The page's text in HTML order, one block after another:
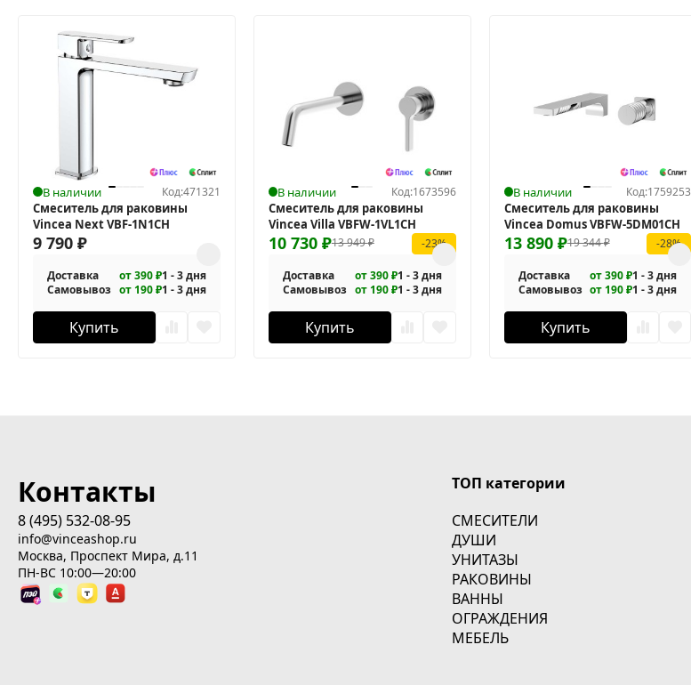
В наличии Код:471321
Смеситель для раковины
Vincea Next VBF-1N1CH
9 790 ₽
Доставка от 390 ₽1 - 3 дня
Самовывоз от 190 ₽1 - 3 дня
Купить
В наличии Код:1673596
Смеситель для раковины
Vincea Villa VBFW-1VL1CH
13 949₽
10 730 ₽ -23%
Доставка от 390 ₽1 - 3 дня
Самовывоз от 190 ₽1 - 3 дня
Купить
В наличии Код:1759253
Смеситель для раковины
Vincea Domus VBFW-5DM01CH
19 344₽
13 890 ₽ -28%
Доставка от 390 ₽1 - 3 дня
Самовывоз от 190 ₽1 - 3 дня
Купить
Контакты
8 (495) 532-08-95
info@vinceashop.ru
Москва, Проспект Мира, д.11
ПН-ВС 10:00—20:00
ТОП категории
СМЕСИТЕЛИ
ДУШИ
УНИТАЗЫ
РАКОВИНЫ
ВАННЫ
ОГРАЖДЕНИЯ
МЕБЕЛЬ